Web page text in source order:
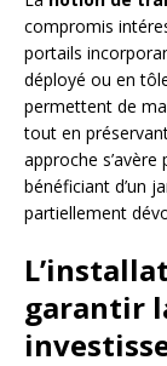
compromis
portails
déployé ou en
permettent de
tout en
approche
bénéficiant d’un
partiellement
garantir